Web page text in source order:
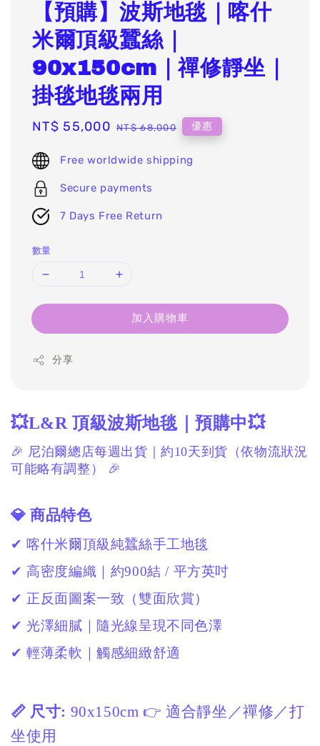
【預購】波斯地毯｜喀什
米爾頂級蠶絲｜
90x150cm｜禪修靜坐｜
掛毯地毯兩用
Sale
NT$ 55,000 Regular
NT$ 68,000 優惠
Free worldwide shipping
Secure payments
7 Days Free Return
數量
加入購物車
分享
💥L&R 頂級波斯地毯｜預購中💥
🎉 尼泊爾總店每週出貨｜約10天到貨（依物流狀況
可能略有調整） 🎉
💎 商品特色
✔ 喀什米爾頂級純蠶絲手工地毯
✔ 高密度編織｜約900結 / 平方英吋
✔ 正反面圖案一致（雙面欣賞）
✔ 光澤細膩｜隨光線呈現不同色澤
✔ 輕薄柔軟｜觸感細緻舒適
📏 尺寸: 90x150cm 👉 適合靜坐／禪修／打
坐使用